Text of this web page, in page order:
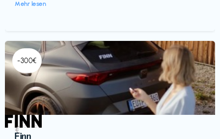
Mehr lesen
-300€
Automobil
Finn
€‎